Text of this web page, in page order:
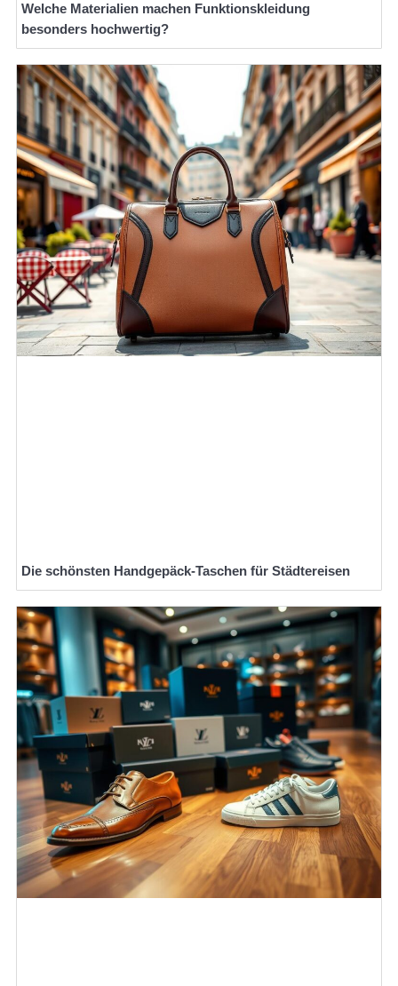
Welche Materialien machen Funktionskleidung
besonders hochwertig?
Die schönsten Handgepäck-Taschen für Städtereisen